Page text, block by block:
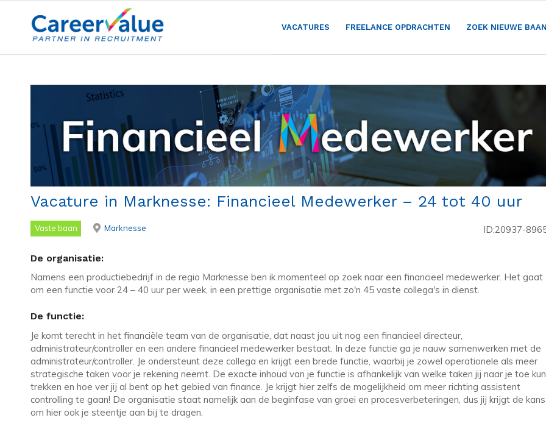
VACATURES FREELANCE OPDRACHTEN ZOEK NIEUWE BAAN
Vacature in Marknesse: Financieel Medewerker – 24 tot 40 uur
Vaste baan Marknesse ID:20937-
De organisatie:
Namens een productiebedrijf in de regio Marknesse ben ik momenteel op zoek naar een financieel medewerker. Het gaat
om een functie voor 24 – 40 uur per week, in een prettige organisatie met zo'n 45 vaste collega's in dienst.
De functie:
Je komt terecht in het financiële team van de organisatie, dat naast jou uit nog een financieel directeur,
administrateur/controller en een andere financieel medewerker bestaat. In deze functie ga je nauw samenwerken met de
administrateur/controller. Je ondersteunt deze collega en krijgt een brede functie, waarbij je zowel operationele als meer
strategische taken voor je rekening neemt. De exacte inhoud van je functie is afhankelijk van welke taken jij naar je toe
trekken en hoe ver jij al bent op het gebied van finance. Je krijgt hier zelfs de mogelijkheid om meer richting assistent
controlling te gaan! De organisatie staat namelijk aan de beginfase van groei en procesverbeteringen, dus jij krijgt de kans
om hier ook je steentje aan bij te dragen.